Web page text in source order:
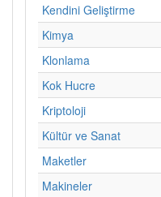
Kendini Geliştirme
Kimya
Klonlama
Kok Hucre
Kriptoloji
Kültür ve Sanat
Maketler
Makineler